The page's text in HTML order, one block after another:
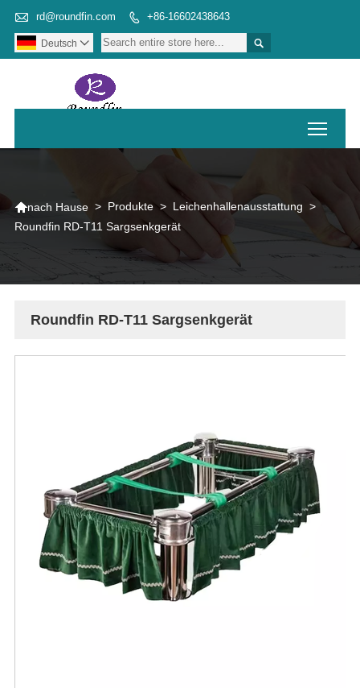
 rd@roundfin.com  +86-16602438643

Deutsch 
nach Hause > Produkte > Leichenhallenausstattung >
Roundfin RD-T11 Sargsenkgerät
Roundfin RD-T11 Sargsenkgerät